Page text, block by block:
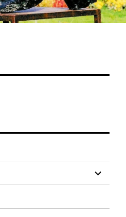
ouvrir
le
sous-